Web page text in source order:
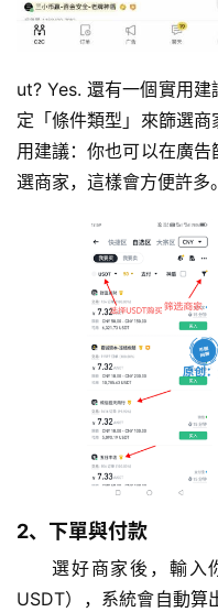
ut? Yes. 還有一個實用
定「條件類型」來篩選
用建議：你也可以在廣
選商家，這樣會方便許多。
2、下單與付款
選好商家後，輸入
USDT），系統會自動算